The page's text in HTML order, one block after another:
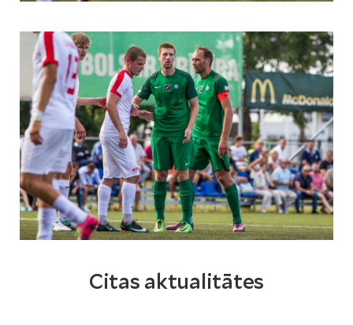
Citas aktualitātes